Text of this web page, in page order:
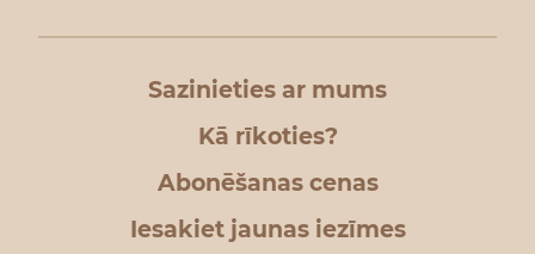
Sazinieties ar mums
Kā rīkoties?
Abonēšanas cenas
Iesakiet jaunas iezīmes